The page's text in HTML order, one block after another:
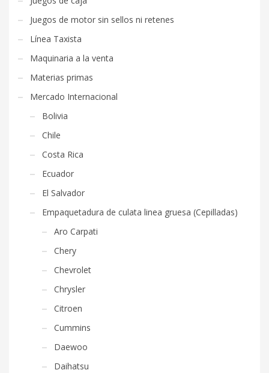
Juegos de motor sin sellos ni retenes
Línea Taxista
Maquinaria a la venta
Materias primas
Mercado Internacional
Bolivia
Chile
Costa Rica
Ecuador
El Salvador
Empaquetadura de culata linea gruesa (Cepilladas)
Aro Carpati
Chery
Chevrolet
Chrysler
Citroen
Cummins
Daewoo
Daihatsu